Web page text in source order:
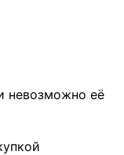
невозможно её